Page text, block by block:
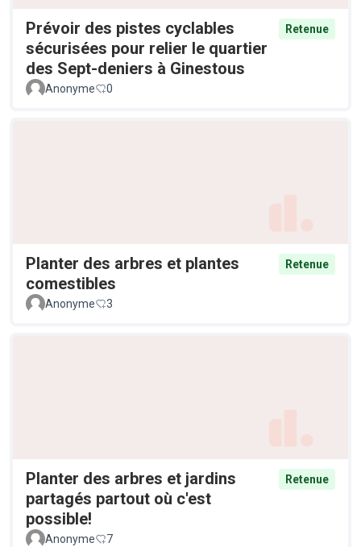
Prévoir des pistes cyclables
sécurisées pour relier le quartier
des Sept-deniers à Ginestous
Retenue
Anonyme 0
Planter des arbres et plantes
comestibles
Retenue
Anonyme 3
Planter des arbres et jardins
partagés partout où c'est
possible!
Retenue
Anonyme 7